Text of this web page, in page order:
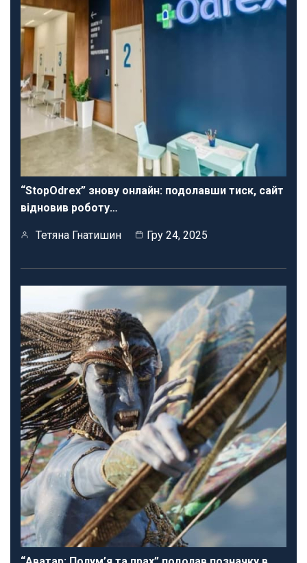
“StopOdrex” знову онлайн: подолавши тиск, сайт
відновив роботу…
Тетяна Гнатишин Гру 24, 2025